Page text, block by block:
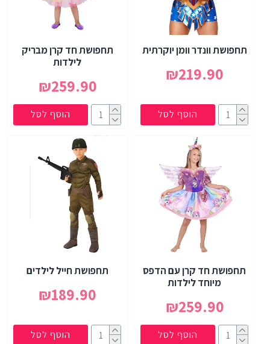
תחפושת וונדר וומן יוקרתית
₪219.90
הוסף לסל
תחפושת חד קרן מבריק
לילדות
₪259.90
הוסף לסל
תחפושת חד קרן עם הדפס
מיוחד לילדות
₪259.90
הוסף לסל
תחפושת חייל לילדים
₪189.90
הוסף לסל